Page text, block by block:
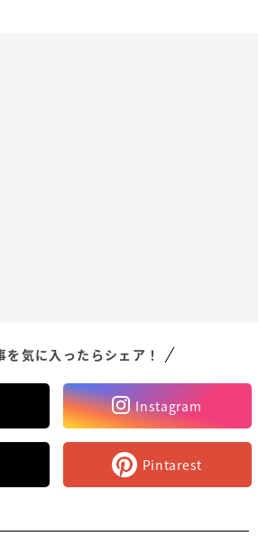
を気に入ったらシェア！
Instagram
Pintarest